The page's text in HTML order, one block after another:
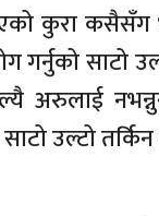
कुरा कसैसँग
गर्नुको साटो
अरुलाई
उल्टो